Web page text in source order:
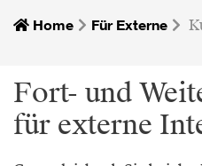
Home Für Externe
Fort- und
für externe